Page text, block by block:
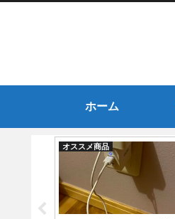
ホーム
オススメ商品